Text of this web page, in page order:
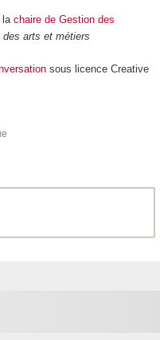
la chaire de Gestion des
des arts et métiers
sous licence Creative